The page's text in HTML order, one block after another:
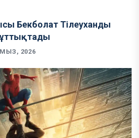
Бекболат Тілеуханды
2026